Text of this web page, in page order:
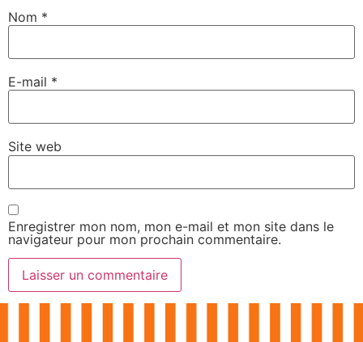
Nom *
E-mail *
Site web
Enregistrer mon nom, mon e-mail et mon site dans le
navigateur pour mon prochain commentaire.